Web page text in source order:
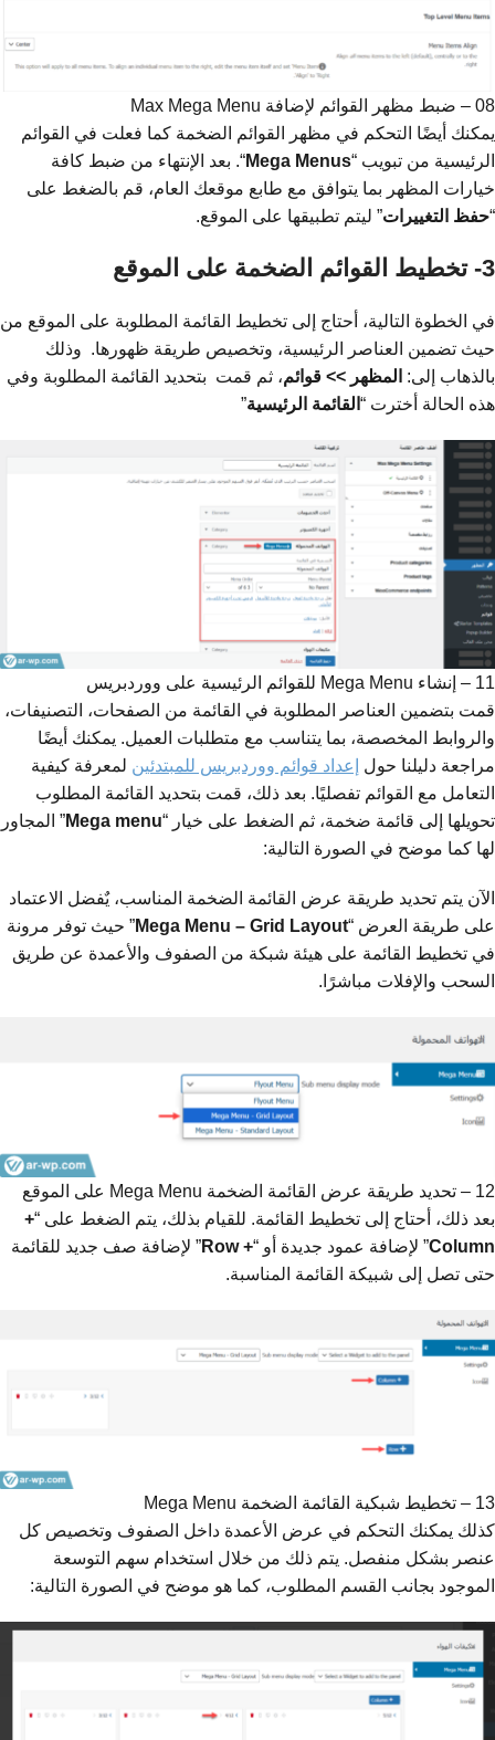
08 – ضبط مظهر القوائم لإضافة Max Mega Menu
يمكنك أيضًا التحكم في مظهر القوائم الضخمة كما فعلت في القوائم
الرئيسية من تبويب “
Mega Menus
“. بعد الإنتهاء من ضبط كافة
خيارات المظهر بما يتوافق مع طابع موقعك العام، قم بالضغط على
“حفظ التغييرات” ليتم تطبيقها على الموقع.
3- تخطيط القوائم الضخمة على الموقع
في الخطوة التالية، أحتاج إلى تخطيط القائمة المطلوبة على الموقع من
حيث تضمين العناصر الرئيسية، وتخصيص طريقة ظهورها. وذلك
بالذهاب إلى: المظهر >> قوائم، ثم قمت بتحديد القائمة المطلوبة وفي
هذه الحالة أخترت “ القائمة الرئيسية”
11 – إنشاء Mega Menu للقوائم الرئيسية على ووردبريس
قمت بتضمين العناصر المطلوبة في القائمة من الصفحات، التصنيفات،
والروابط المخصصة، بما يتناسب مع متطلبات العميل. يمكنك أيضًا
مراجعة دليلنا حول
إعداد قوائم ووردبريس للمبتدئين لمعرفة كيفية
التعامل مع القوائم تفصليًا. بعد ذلك، قمت بتحديد القائمة المطلوب
تحويلها إلى قائمة ضخمة، ثم الضغط على خيار “Mega menu” المجاور
لها كما موضح في الصورة التالية:
الآن يتم تحديد طريقة عرض القائمة الضخمة المناسب، يٌفضل الاعتماد
على طريقة العرض “Mega Menu – Grid Layout” حيث توفر مرونة
في تخطيط القائمة على هيئة شبكة من الصفوف والأعمدة عن طريق
السحب والإفلات مباشرًا.
12 – تحديد طريقة عرض القائمة الضخمة Mega Menu على الموقع
بعد ذلك، أحتاج إلى تخطيط القائمة. للقيام بذلك، يتم الضغط على “+
Column” لإضافة عمود جديدة أو “+ Row
” لإضافة صف جديد للقائمة
حتى تصل إلى شبيكة القائمة المناسبة.
13 – تخطيط شبكية القائمة الضخمة Mega Menu
كذلك يمكنك التحكم في عرض الأعمدة داخل الصفوف وتخصيص كل
عنصر بشكل منفصل. يتم ذلك من خلال استخدام سهم التوسعة
الموجود بجانب القسم المطلوب، كما هو موضح في الصورة التالية: